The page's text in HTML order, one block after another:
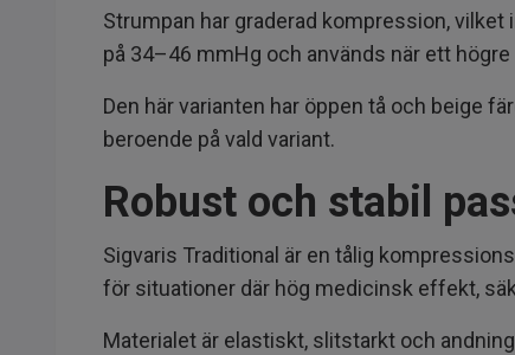
Strumpan har graderad kompression,
på 34–46 mmHg och används när ett
Den här varianten har öppen tå och beige
beroende på vald variant.
Robust och stabil
Sigvaris Traditional är en tålig
för situationer där hög medicinsk effekt,
Materialet är elastiskt, slitstarkt och